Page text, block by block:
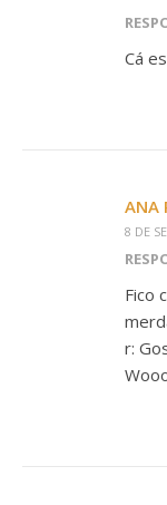
Cá
ANA
8 DE
Fico
r: